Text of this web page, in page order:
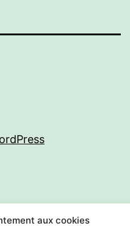
aux cookies